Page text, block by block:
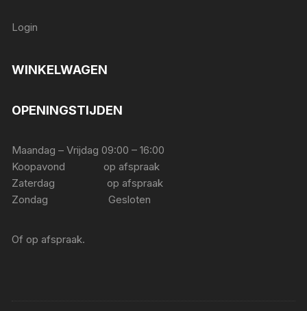
Login
WINKELWAGEN
OPENINGSTIJDEN
Maandag – Vrijdag 09:00 – 16:00
Koopavond op afspraak
Zaterdag op afspraak
Zondag Gesloten
Of op afspraak.